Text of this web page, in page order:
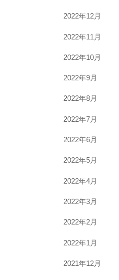
2022年12月
2022年11月
2022年10月
2022年9月
2022年8月
2022年7月
2022年6月
2022年5月
2022年4月
2022年3月
2022年2月
2022年1月
2021年12月